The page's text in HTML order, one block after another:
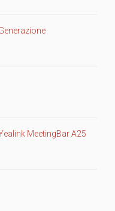
MeetingBar A25